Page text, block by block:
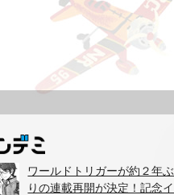
ワールドトリガーが約２年ぶ
りの連載再開が決定！記念イ